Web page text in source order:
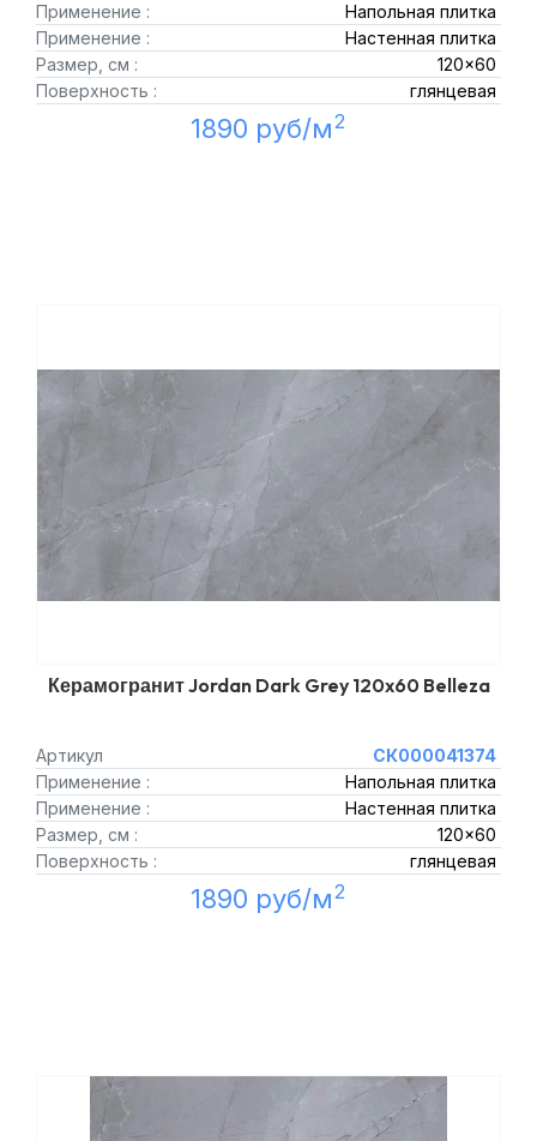
Применение :
Напольная плитка
Применение :
Настенная плитка
Размер, см :
120x60
Поверхность :
глянцевая
1890 руб/м2
Керамогранит Jordan Dark Grey 120x60 Belleza
Артикул
СК000041374
Применение :
Напольная плитка
Применение :
Настенная плитка
Размер, см :
120x60
Поверхность :
глянцевая
1890 руб/м2